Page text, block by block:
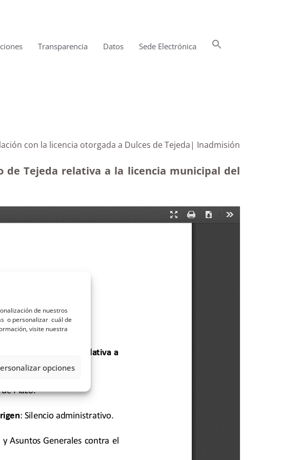
de nuestros
o personalizar cuál de
visite nuestra
opciones
Transparencia Datos Sede Electrónica
con la licencia otorgada a Dulces de Tejeda| Inadmisión
Tejeda relativa a la licencia municipal del